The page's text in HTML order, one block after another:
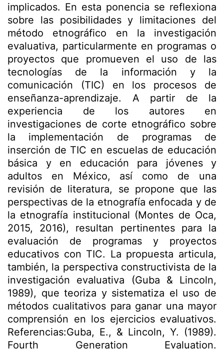
implicados. En esta ponencia se reflexiona
sobre las posibilidades y limitaciones del
método etnográfico en la investigación
evaluativa, particularmente en programas o
proyectos que promueven el uso de las
tecnologías de la información y la
comunicación (TIC) en los procesos de
enseñanza-aprendizaje. A partir de la
experiencia de los autores en
investigaciones de corte etnográfico sobre
la implementación de programas de
inserción de TIC en escuelas de educación
básica y en educación para jóvenes y
adultos en México, así como de una
revisión de literatura, se propone que las
perspectivas de la etnografía enfocada y de
la etnografía institucional (Montes de Oca,
2015, 2016), resultan pertinentes para la
evaluación de programas y proyectos
educativos con TIC. La propuesta articula,
también, la perspectiva constructivista de la
investigación evaluativa (Guba & Lincoln,
1989), que teoriza y sistematiza el uso de
métodos cualitativos para ganar una mayor
comprensión en los ejercicios evaluativos.
Referencias:Guba, E., & Lincoln, Y. (1989).
Fourth Generation Evaluation.